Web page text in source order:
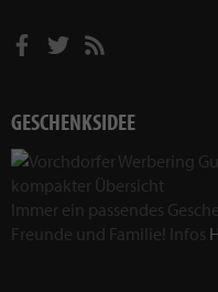
GESCHENKSIDEE
Immer ein passendes
Freunde und Familie! Infos